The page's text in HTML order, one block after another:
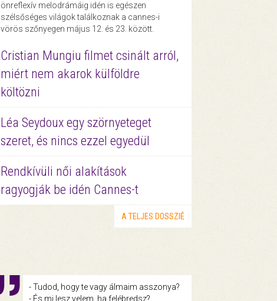
önreflexív melodrámáig idén is egészen
szélsőséges világok találkoznak a cannes-i
vörös szőnyegen május 12. és 23. között.
Cristian Mungiu filmet csinált arról,
miért nem akarok külföldre
költözni
Léa Seydoux egy szörnyeteget
szeret, és nincs ezzel egyedül
Rendkívüli női alakítások
ragyogják be idén Cannes-t
A TELJES DOSSZIÉ
- Tudod, hogy te vagy álmaim asszonya?
- És mi lesz velem, ha felébredsz?